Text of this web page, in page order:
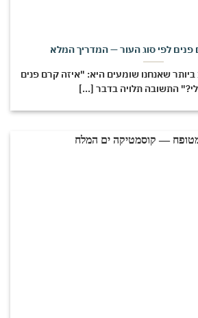
לפי סוג העור — המדריך המלא
שאנחנו שומעים היא: "איזה קרם פנים
תלויה בדבר [...]